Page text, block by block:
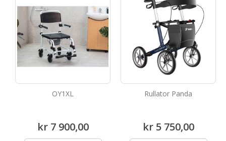
OY1XL
kr 7 900,00
Rullator Panda
kr 5 750,00